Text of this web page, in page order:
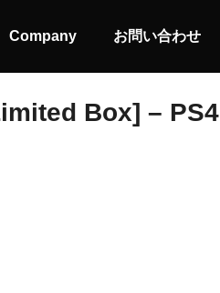
Company お問い合わせ
Box] – PS4